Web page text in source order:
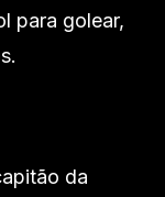
para golear,
da